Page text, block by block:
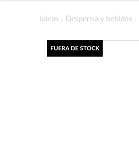
Inicio Despensa y bebidas
FUERA DE STOCK